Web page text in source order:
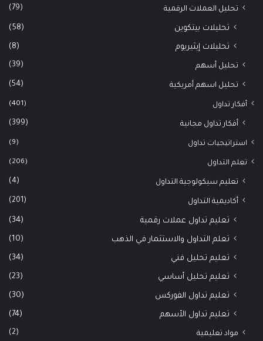
تحليل العملات الرقمية (79)
تحليلات بيتكوين (58)
تحليلات إيثيريوم (8)
تحليل أسهم (39)
تحليل اسهم أمريكية (54)
أفكار تداول (401)
أفكار تداول مجانية (399)
استراتيجيات تداول (9)
تعلم التداول (206)
تعليم سيكولوجية التداول (4)
أكاديمية التداول (201)
تعليم تداول عملات رقمية (34)
تعلم التداول والاستثمار في الذهب (10)
تعليم تحليل فني (34)
تعليم تحليل أساسي (23)
تعليم تداول الفوركس (30)
تعليم تداول الأسهم (74)
مواد تعليمية (2)